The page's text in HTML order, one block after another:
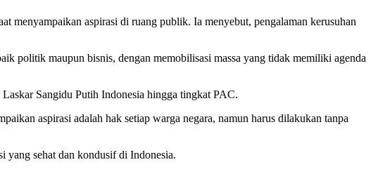
menyampaikan aspirasi di ruang publik. Ia menyebut, pengalaman kerusuhan
politik maupun bisnis, dengan memobilisasi massa yang tidak memiliki agenda
Sangidu Putih Indonesia hingga tingkat PAC.
aspirasi adalah hak setiap warga negara, namun harus dilakukan tanpa
yang sehat dan kondusif di Indonesia.